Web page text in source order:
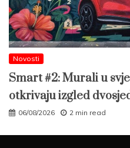
Novosti
Smart #2: Murali u
otkrivaju izgled
06/08/2026 2 min read